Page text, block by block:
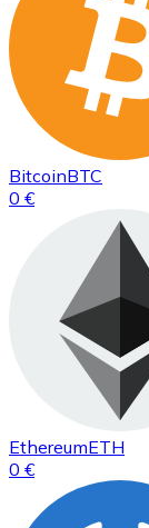
BitcoinBTC
0 €
EthereumETH
0 €